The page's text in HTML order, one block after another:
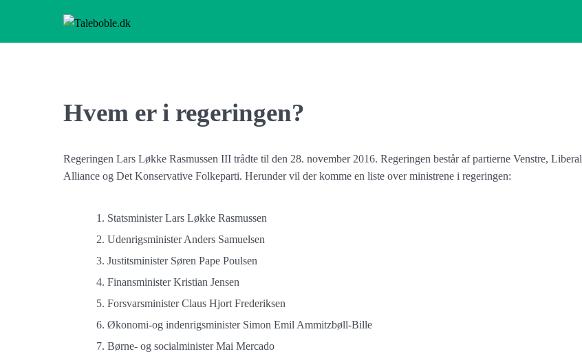
content
Taleboble.dk
Hvem er i regeringen?
Regeringen Lars Løkke Rasmussen III trådte til den 28. november 2016. Regeringen består af partierne Venstre, Liberal
Alliance og Det Konservative Folkeparti. Herunder vil der komme en liste over ministrene i regeringen:
Statsminister Lars Løkke Rasmussen
Udenrigsminister Anders Samuelsen
Justitsminister Søren Pape Poulsen
Finansminister Kristian Jensen
Forsvarsminister Claus Hjort Frederiksen
Økonomi-og indenrigsminister Simon Emil Ammitzbøll-Bille
Børne- og socialminister Mai Mercado